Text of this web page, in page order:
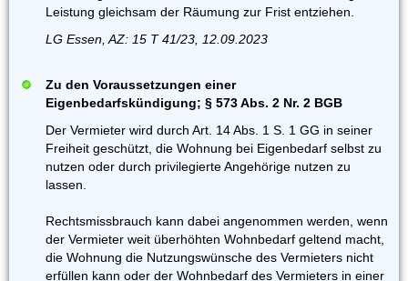
Leistung gleichsam der Räumung zur Frist entziehen.
LG Essen, AZ: 15 T 41/23, 12.09.2023
Zu den Voraussetzungen einer
Eigenbedarfskündigung; § 573 Abs. 2 Nr. 2 BGB
Der Vermieter wird durch Art. 14 Abs. 1 S. 1 GG in seiner
Freiheit geschützt, die Wohnung bei Eigenbedarf selbst zu
nutzen oder durch privilegierte Angehörige nutzen zu
lassen.
Rechtsmissbrauch kann dabei angenommen werden, wenn
der Vermieter weit überhöhten Wohnbedarf geltend macht,
die Wohnung die Nutzungswünsche des Vermieters nicht
erfüllen kann oder der Wohnbedarf des Vermieters in einer